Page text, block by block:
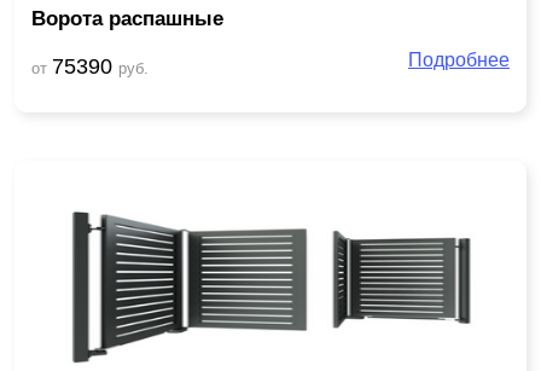
Ворота распашные
от 75390 руб. Подробнее